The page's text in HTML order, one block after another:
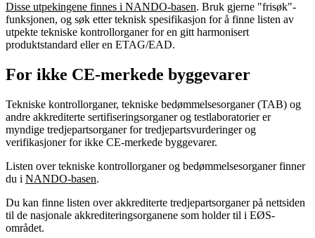
Disse utpekingene finnes i NANDO-basen. Bruk gjerne "frisøk"-
funksjonen, og søk etter teknisk spesifikasjon for å finne listen av
utpekte tekniske kontrollorganer for en gitt harmonisert
produktstandard eller en ETAG/EAD.
For ikke CE-merkede byggevarer
Tekniske kontrollorganer, tekniske bedømmelsesorganer (TAB) og
andre akkrediterte sertifiseringsorganer og testlaboratorier er
myndige tredjepartsorganer for tredjepartsvurderinger og
verifikasjoner for ikke CE-merkede byggevarer.
Listen over tekniske kontrollorganer og bedømmelsesorganer finner
du i NANDO-basen.
Du kan finne listen over akkrediterte tredjepartsorganer på nettsiden
til de nasjonale akkrediteringsorganene som holder til i EØS-
området.